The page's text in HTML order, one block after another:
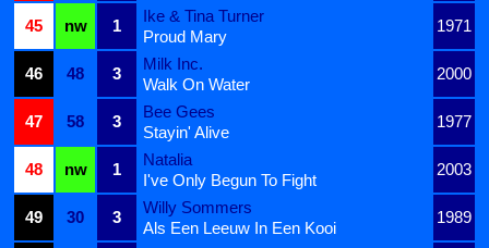
45
nw 1
Ike & Tina Turner
1971
Proud Mary
46
48 3
Milk Inc.
2000
Walk On Water
47
58 3
Bee Gees
1977
Stayin' Alive
48
nw 1
Natalia
2003
I've Only Begun To Fight
49
30 3
Willy Sommers
1989
Als Een Leeuw In Een Kooi